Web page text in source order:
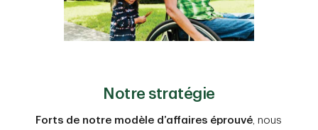
Notre stratégie
Forts de notre modèle d’affaires éprouvé , nous